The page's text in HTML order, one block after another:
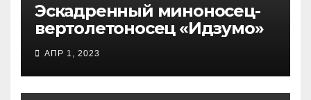
Эскадренный миноносец-
вертолетоносец «Идзумо»
АПР 1, 2023